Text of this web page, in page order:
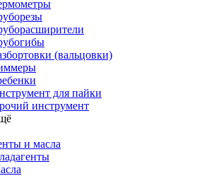
(вальцовки)
для пайки
инструмент
и масла